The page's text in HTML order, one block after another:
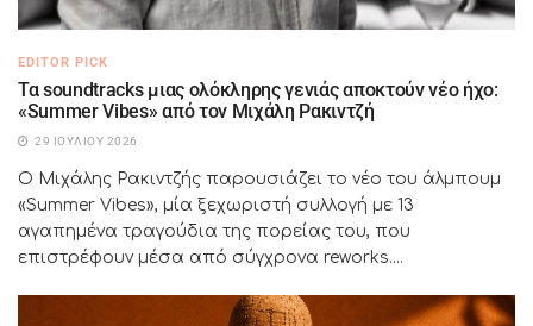
EDITOR PICK
Τα soundtracks μιας ολόκληρης γενιάς αποκτούν νέο ήχο:
«Summer Vibes» από τον Μιχάλη Ρακιντζή
29 ΙΟΥΛΊΟΥ 2026
Ο Μιχάλης Ρακιντζής παρουσιάζει το νέο του άλμπουμ
«Summer Vibes», μία ξεχωριστή συλλογή με 13
αγαπημένα τραγούδια της πορείας του, που
επιστρέφουν μέσα από σύγχρονα reworks....